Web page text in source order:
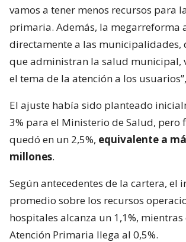
vamos a tener menos recursos para
primaria. Además, la megarreforma
directamente a las municipalidades,
que administran la salud municipal,
el tema de la atención a los
El ajuste había sido planteado
3% para el Ministerio de Salud, pero
quedó en un 2,5%, equivalente a
millones.
Según antecedentes de la cartera, el
promedio sobre los recursos
hospitales alcanza un 1,1%, mientras
Atención Primaria llega al 0,5%.